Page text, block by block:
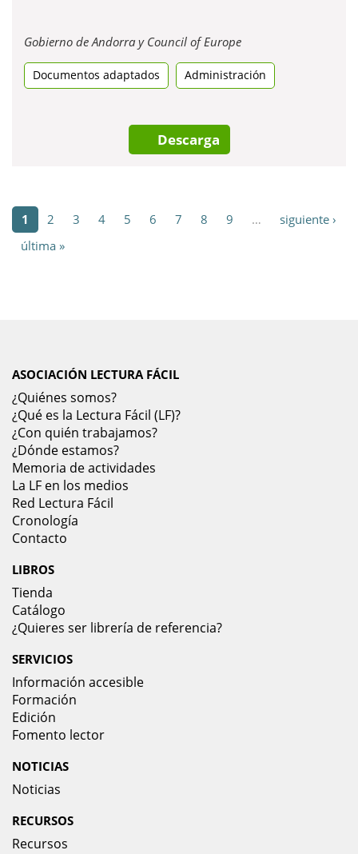
Gobierno de Andorra y Council of EuropeObre
una
pestanya
Documentos adaptados Administración
Descarga
1 2 3 4 5 6 7 8 9 …
siguiente ›
última »
ASOCIACIÓN LECTURA FÁCIL
¿Quiénes somos?
¿Qué es la Lectura Fácil (LF)?
¿Con quién trabajamos?
¿Dónde estamos?
Memoria de actividades
La LF en los medios
Red Lectura Fácil
Cronología
Contacto
LIBROS
Tienda
Catálogo
¿Quieres ser librería de referencia?
SERVICIOS
Información accesible
Formación
Edición
Fomento lector
NOTICIAS
Noticias
RECURSOS
Recursos